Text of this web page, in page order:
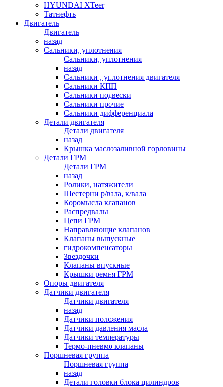
HYUNDAI XTeer
Татнефть
Двигатель
Двигатель
назад
Сальники, уплотнения
Сальники, уплотнения
назад
Сальники , уплотнения двигателя
Сальники КПП
Сальники подвески
Сальники прочие
Сальники дифференциала
Детали двигателя
Детали двигателя
назад
Крышка маслозаливной горловины
Детали ГРМ
Детали ГРМ
назад
Ролики, натяжители
Шестерни р/вала, к/вала
Коромысла клапанов
Распредвалы
Цепи ГРМ
Направляющие клапанов
Клапаны выпускные
гидрокомпенсаторы
Звездочки
Клапаны впускные
Крышки ремня ГРМ
Опоры двигателя
Датчики двигателя
Датчики двигателя
назад
Датчики положения
Датчики давления масла
Датчики температуры
Термо-пневмо клапаны
Поршневая группа
Поршневая группа
назад
Детали головки блока цилиндров